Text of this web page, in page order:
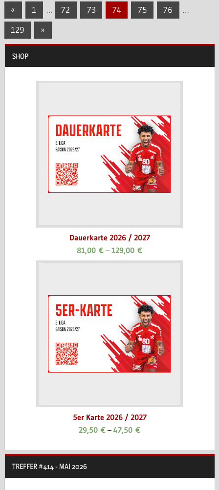
Seitennummerierung
der
Beiträge
« Vorherige
Beiträge
1 … 72 73 74 75 76
…
129
Nächste
Beiträge
»
SHOP
Dauerkarte 2026 / 2027
81,00 € – 129,00 €
5er Karte 2026 / 2027
29,50 € – 47,50 €
TREFFER #414 - MAI 2026